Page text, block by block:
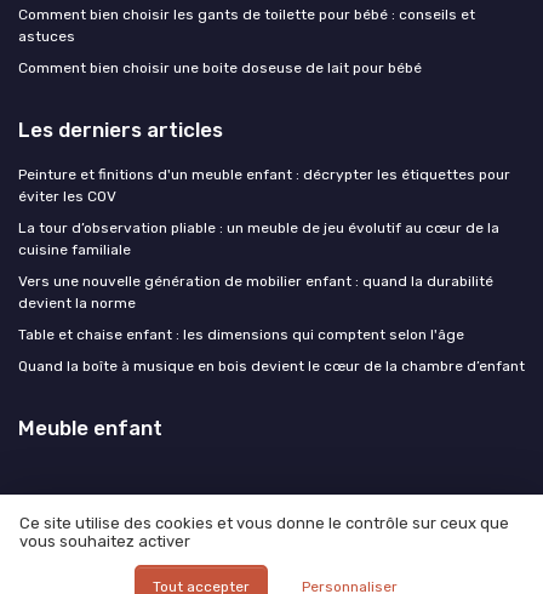
Comment bien choisir les gants de toilette pour bébé : conseils et
astuces
Comment bien choisir une boite doseuse de lait pour bébé
Les derniers articles
Peinture et finitions d'un meuble enfant : décrypter les étiquettes pour
éviter les COV
La tour d’observation pliable : un meuble de jeu évolutif au cœur de la
cuisine familiale
Vers une nouvelle génération de mobilier enfant : quand la durabilité
devient la norme
Table et chaise enfant : les dimensions qui comptent selon l'âge
Quand la boîte à musique en bois devient le cœur de la chambre d’enfant
Meuble enfant
Mentions légales
© Meuble enfant 2026
Ce site utilise des cookies et vous donne le contrôle sur ceux que
vous souhaitez activer
Tout accepter Personnaliser